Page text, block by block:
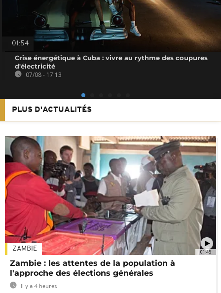
01:54
Crise énergétique à Cuba : vivre au rythme des coupures
d'électricité
07/08 - 17:13
PLUS D'ACTUALITÉS
01:48
ZAMBIE
Zambie : les attentes de la population à
l'approche des élections générales
Il y a 4 heures